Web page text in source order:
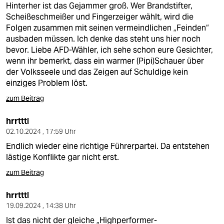
Hinterher ist das Gejammer groß. Wer Brandstifter,
Scheißeschmeißer und Fingerzeiger wählt, wird die
Folgen zusammen mit seinen vermeindlichen „Feinden“
ausbaden müssen. Ich denke das steht uns hier noch
bevor. Liebe AFD-Wähler, ich sehe schon eure Gesichter,
wenn ihr bemerkt, dass ein warmer (Pipi)Schauer über
der Volksseele und das Zeigen auf Schuldige kein
einziges Problem löst.
zum Beitrag
hrrtttl
02.10.2024 , 17:59 Uhr
Endlich wieder eine richtige Führerpartei. Da entstehen
lästige Konflikte gar nicht erst.
zum Beitrag
hrrtttl
19.09.2024 , 14:38 Uhr
Ist das nicht der gleiche „Highperformer-